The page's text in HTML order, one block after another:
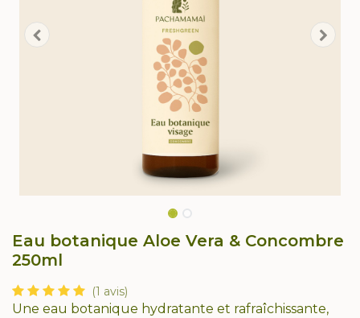
Eau botanique Aloe Vera & Concombre
250ml
(1 avis)
Une eau botanique hydratante et rafraîchissante,